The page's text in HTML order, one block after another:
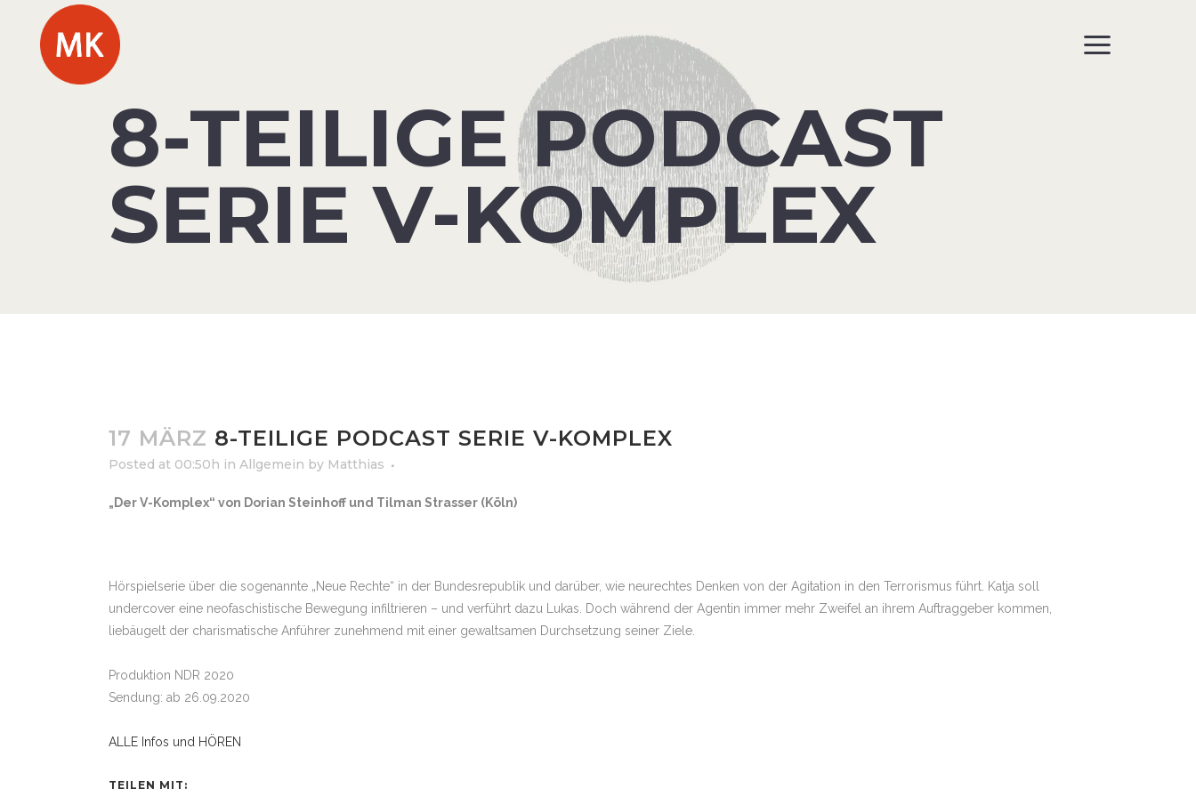
8-TEILIGE PODCAST
SERIE V-KOMPLEX
17 MÄRZ 8-TEILIGE PODCAST SERIE V-KOMPLEX
Posted at 00:50h in Allgemein by Matthias
„Der V-Komplex“ von Dorian Steinhoff und Tilman Strasser (Köln)
Hörspielserie über die sogenannte „Neue Rechte“ in der Bundesrepublik und darüber, wie neurechtes Denken von der Agitation in den Terrorismus führt. Katja soll
undercover eine neofaschistische Bewegung infiltrieren – und verführt dazu Lukas. Doch während der Agentin immer mehr Zweifel an ihrem Auftraggeber kommen,
liebäugelt der charismatische Anführer zunehmend mit einer gewaltsamen Durchsetzung seiner Ziele.
Produktion NDR 2020
Sendung: ab 26.09.2020
ALLE Infos und HÖREN
TEILEN MIT: